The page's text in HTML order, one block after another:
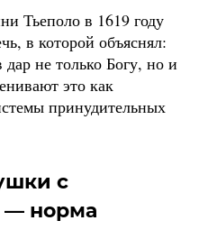
Тьеполо в 1619 году
в которой объяснял:
не только Богу, но и
это как
принудительных
с
— норма